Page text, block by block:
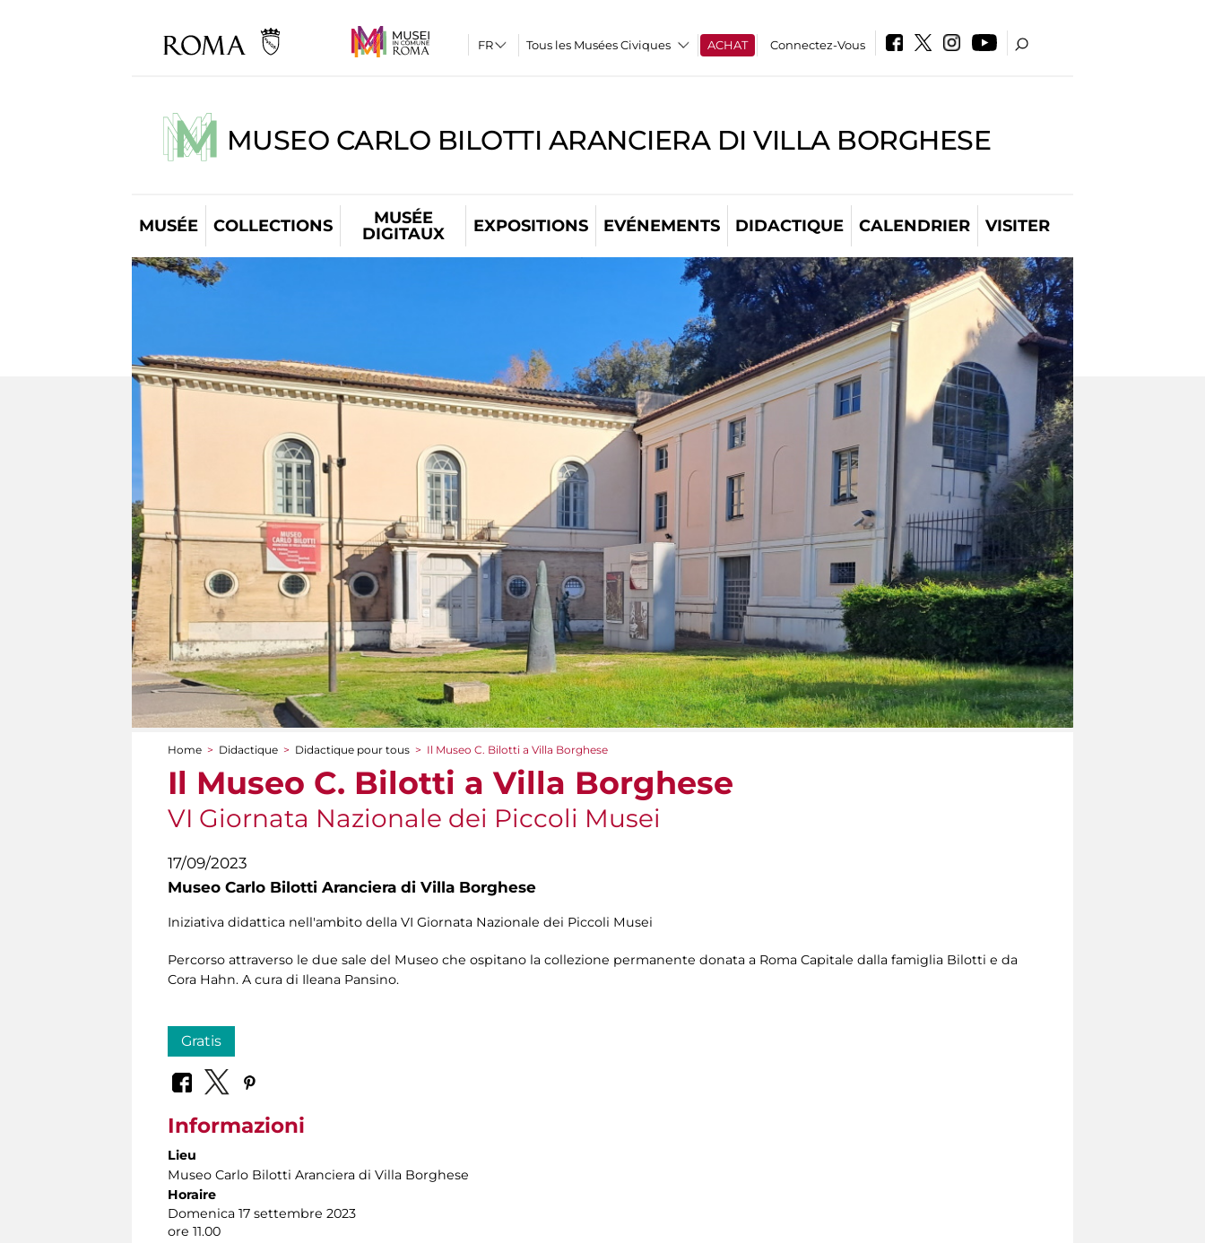
Tous les Musées Civiques ACHAT Connectez-Vous
MUSEO CARLO BILOTTI ARANCIERA DI VILLA BORGHESE
MUSÉE COLLECTIONS
MUSÉE
DIGITAUX
EXPOSITIONS EVÉNEMENTS DIDACTIQUE CALENDRIER VISITER
You are here
Home > Didactique > Didactique pour tous > Il Museo C. Bilotti a Villa Borghese
Il Museo C. Bilotti a Villa Borghese
VI Giornata Nazionale dei Piccoli Musei
17/09/2023
Museo Carlo Bilotti Aranciera di Villa Borghese
Iniziativa didattica nell'ambito della VI Giornata Nazionale dei Piccoli Musei
Percorso attraverso le due sale del Museo che ospitano la collezione permanente donata a Roma Capitale dalla famiglia Bilotti e da
Cora Hahn. A cura di Ileana Pansino.
Gratis
Informazioni
Lieu
Museo Carlo Bilotti Aranciera di Villa Borghese
Horaire
Domenica 17 settembre 2023
ore 11.00